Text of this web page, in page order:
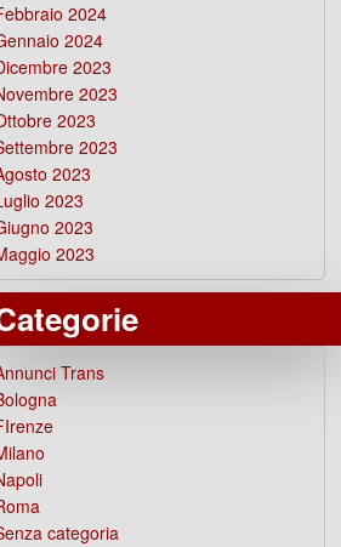
2024
2024
2023
2023
2023
2023
2023
2023
2023
2023
Trans
categoria